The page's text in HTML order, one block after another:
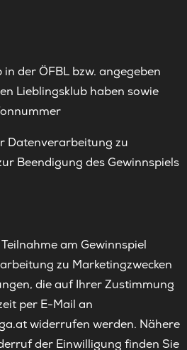
der ÖFBL bzw. angegeben
Lieblingsklub haben sowie
Datenverarbeitung zu
Beendigung des Gewinnspiels
am Gewinnspiel
zu Marketingzwecken
die auf Ihrer Zustimmung
per E-Mail an
widerrufen werden. Nähere
der Einwilligung finden Sie